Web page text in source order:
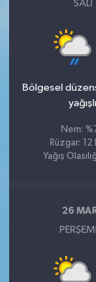
SALI
Bölgesel
yağışlı
Nem:
Rüzgar: 12
Yağış
26